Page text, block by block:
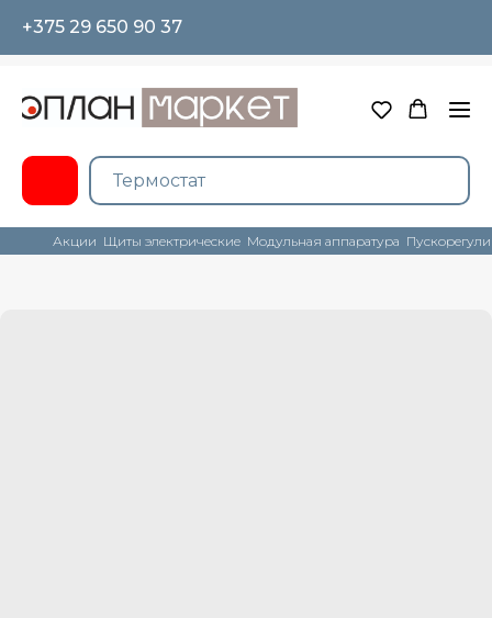
+375 29 650 90 37
Акции Щиты электрические Модульная аппаратура